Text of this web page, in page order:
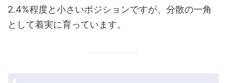
2.4%程度と小さいポジションですが、分散の一角
として着実に育っています。